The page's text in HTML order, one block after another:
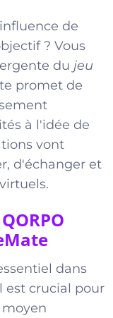
de
? Vous
du jeu
promet de
à l'idée de
vont
d'échanger et
dans
est crucial pour